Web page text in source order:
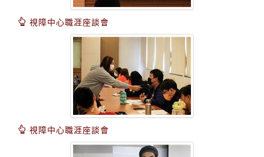
視障中心職涯座談會
視障中心職涯座談會